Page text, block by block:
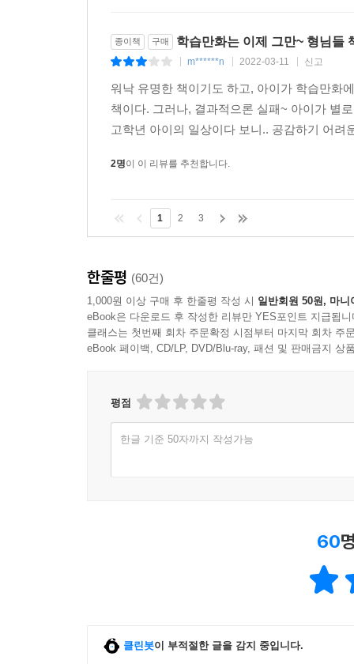
종이책 구매 학습만화는 이제 그만~ 형님들
m******n 2022-03-11 신고
워낙 유명한 책이기도 하고, 아이가 학습만화
책이다. 그러나, 결과적으론 실패~ 아이가 별
고학년 아이의 일상이다 보니.. 공감하기 어
2명이 이 리뷰를 추천합니다.
1 2 3
한줄평 (60건)
1,000원 이상 구매 후 한줄평 작성 시 일반회원 50원, 마니
eBook은 다운로드 후 작성한 리뷰만 YES포인트 지급됩니
클래스는 첫번째 회차 주문확정 시점부터 마지막 회차 주
eBook 페이백, CD/LP, DVD/Blu-ray, 패션 및 판매금지 상
평점
한글 기준 50자까지 작성가능
60
클린봇이 부적절한 글을 감지 중입니다.